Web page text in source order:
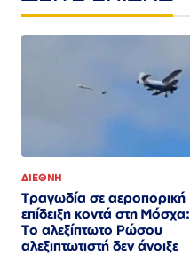
ΔΙΕΘΝΗ
Τραγωδία σε αεροπορική
επίδειξη κοντά στη Μόσχα:
Το αλεξίπτωτο Ρώσου
αλεξιπτωτιστή δεν άνοιξε